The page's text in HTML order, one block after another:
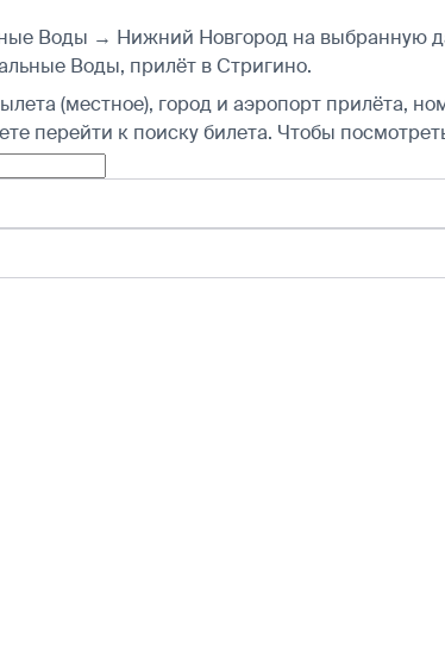
Воды → Нижний Новгород на выбранную
Воды, прилёт в Стригино.
(местное), город и аэропорт прилёта,
перейти к поиску билета. Чтобы